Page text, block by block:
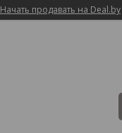
Начать продавать на Deal.by